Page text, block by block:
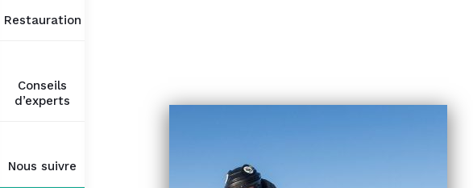
Restauration
Conseils
d’experts
Nous suivre